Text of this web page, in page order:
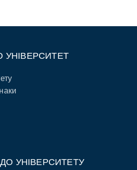
УНІВЕРСИТЕТ
УНІВЕРСИТЕТУ